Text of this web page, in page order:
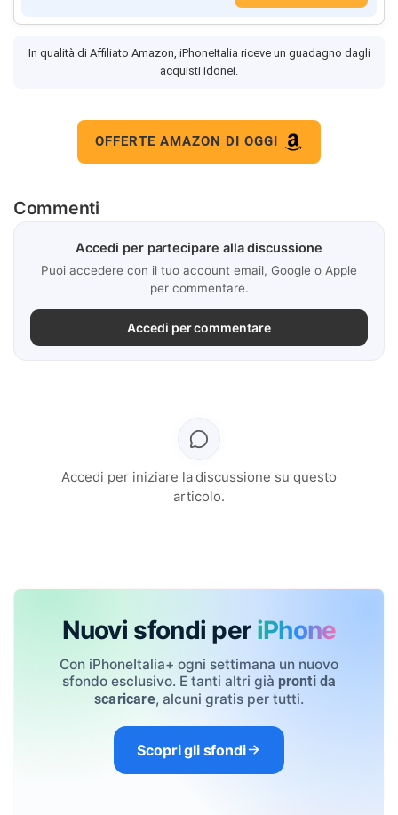
In qualità di Affiliato Amazon, iPhoneItalia riceve un guadagno dagli
acquisti idonei.
OFFERTE AMAZON DI OGGI
Commenti
Accedi per partecipare alla discussione
Puoi accedere con il tuo account email, Google o Apple
per commentare.
Accedi per commentare
Accedi per iniziare la discussione su questo
articolo.
Nuovi sfondi per iPhone
Con iPhoneItalia+ ogni settimana un nuovo
sfondo esclusivo. E tanti altri già pronti da
scaricare, alcuni gratis per tutti.
Scopri gli sfondi